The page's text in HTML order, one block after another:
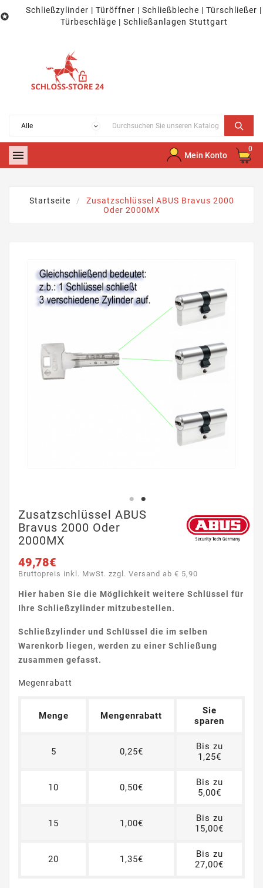

Schließzylinder | Türöffner | Schließbleche | Türschließer |
Türbeschläge | Schließanlagen Stuttgart
 Mein Konto
0
Startseite
Zusatzschlüssel ABUS Bravus 2000
Oder 2000MX
Zusatzschlüssel ABUS
Bravus 2000 Oder
2000MX
49,78€
Bruttopreis inkl. MwSt. zzgl. Versand ab € 5,90
Hier haben Sie die Möglichkeit weitere Schlüssel für
Ihre Schließzylinder mitzubestellen.
Schließzylinder und Schlüssel die im selben
Warenkorb liegen, werden zu einer Schließung
zusammen gefasst.
Megenrabatt
Menge Mengenrabatt
Sie
sparen
5 0,25€
Bis zu
1,25€
10 0,50€
Bis zu
5,00€
15 1,00€
Bis zu
15,00€
20 1,35€
Bis zu
27,00€